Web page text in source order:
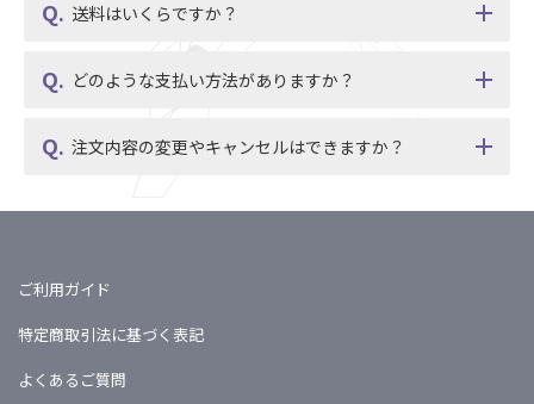
送料はいくらですか？
どのような支払い方法がありますか？
注文内容の変更やキャンセルはできますか？
ご利用ガイド
特定商取引法に基づく表記
よくあるご質問